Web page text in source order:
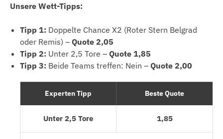
Unsere Wett-Tipps:
Tipp 1: Doppelte Chance X2 (Roter Stern Belgrad
oder Remis) – Quote 2,05
Tipp 2: Unter 2,5 Tore – Quote 1,85
Tipp 3: Beide Teams treffen: Nein – Quote 2,00
Experten Tipp Beste Quote
Unter 2,5 Tore 1,85